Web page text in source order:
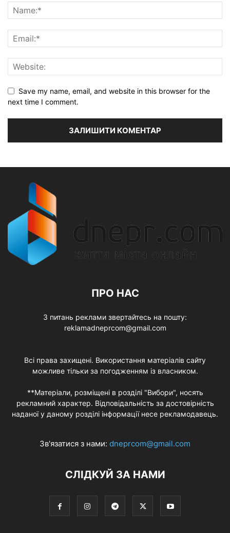
Save my name, email, and website in this browser for the
next time I comment.
ПРО НАС
З питань реклами звертайтесь на пошту:
reklamadneprcom@gmail.com
Всі права захищені. Використання матеріалів сайту
можливе тільки за погодженням із власником.
**Матеріали, розміщені в розділі "Вибори", носять
рекламний характер. Відповідальність за достовірність
наданої у даному розділі інформації несе рекламодавець.
Зв'язатися з нами: dneprcom@gmail.com
СЛІДКУЙ ЗА НАМИ